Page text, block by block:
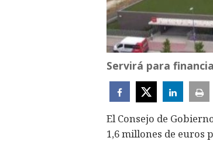
Servirá para
El Consejo de
1,6 millones de euros